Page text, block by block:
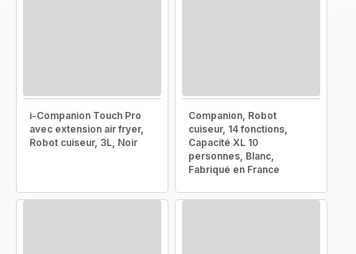
i-Companion Touch Pro
avec extension air fryer,
Robot cuiseur, 3L, Noir
Companion, Robot
cuiseur, 14 fonctions,
Capacité XL 10
personnes, Blanc,
Fabriqué en France